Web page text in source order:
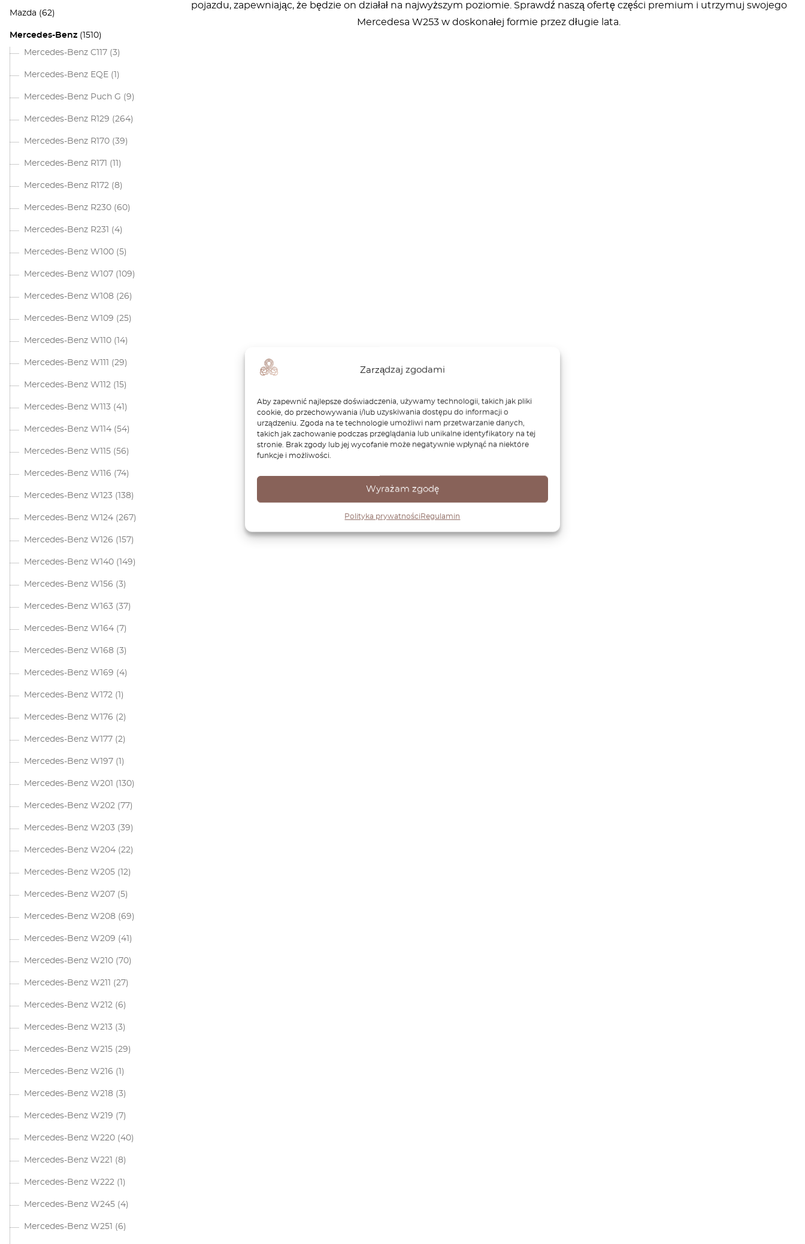
Zarządzaj zgodami
Aby zapewnić najlepsze doświadczenia, używamy technologii, takich jak pliki
cookie, do przechowywania i/lub uzyskiwania dostępu do informacji o
urządzeniu. Zgoda na te technologie umożliwi nam przetwarzanie danych,
takich jak zachowanie podczas przeglądania lub unikalne identyfikatory na tej
stronie. Brak zgody lub jej wycofanie może negatywnie wpłynąć na niektóre
funkcje i możliwości.
Wyrażam zgodę
Polityka prywatności Regulamin
Mazda (62)
Mercedes-Benz (1510)
Mercedes-Benz C117 (3)
Mercedes-Benz EQE (1)
Mercedes-Benz Puch G (9)
Mercedes-Benz R129 (264)
Mercedes-Benz R170 (39)
Mercedes-Benz R171 (11)
Mercedes-Benz R172 (8)
Mercedes-Benz R230 (60)
Mercedes-Benz R231 (4)
Mercedes-Benz W100 (5)
Mercedes-Benz W107 (109)
Mercedes-Benz W108 (26)
Mercedes-Benz W109 (25)
Mercedes-Benz W110 (14)
Mercedes-Benz W111 (29)
Mercedes-Benz W112 (15)
Mercedes-Benz W113 (41)
Mercedes-Benz W114 (54)
Mercedes-Benz W115 (56)
Mercedes-Benz W116 (74)
Mercedes-Benz W123 (138)
Mercedes-Benz W124 (267)
Mercedes-Benz W126 (157)
Mercedes-Benz W140 (149)
Mercedes-Benz W156 (3)
Mercedes-Benz W163 (37)
Mercedes-Benz W164 (7)
Mercedes-Benz W168 (3)
Mercedes-Benz W169 (4)
Mercedes-Benz W172 (1)
Mercedes-Benz W176 (2)
Mercedes-Benz W177 (2)
Mercedes-Benz W197 (1)
Mercedes-Benz W201 (130)
Mercedes-Benz W202 (77)
Mercedes-Benz W203 (39)
Mercedes-Benz W204 (22)
Mercedes-Benz W205 (12)
Mercedes-Benz W207 (5)
Mercedes-Benz W208 (69)
Mercedes-Benz W209 (41)
Mercedes-Benz W210 (70)
Mercedes-Benz W211 (27)
Mercedes-Benz W212 (6)
Mercedes-Benz W213 (3)
Mercedes-Benz W215 (29)
Mercedes-Benz W216 (1)
Mercedes-Benz W218 (3)
Mercedes-Benz W219 (7)
Mercedes-Benz W220 (40)
Mercedes-Benz W221 (8)
Mercedes-Benz W222 (1)
Mercedes-Benz W245 (4)
Mercedes-Benz W251 (6)
pojazdu, zapewniając, że będzie on działał na najwyższym poziomie. Sprawdź naszą ofertę części premium i utrzymuj swojego
Mercedesa W253 w doskonałej formie przez długie lata.